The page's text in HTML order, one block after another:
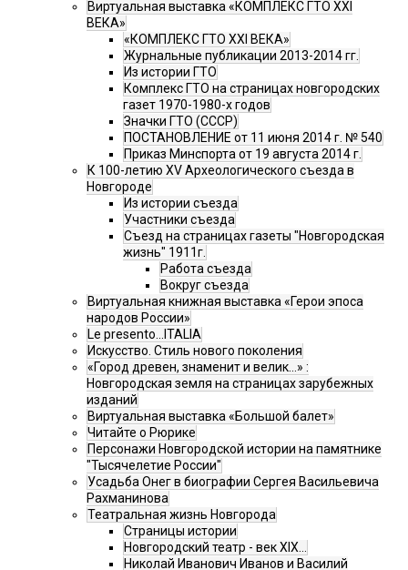
Виртуальная выставка «КОМПЛЕКС ГТО XXI
ВЕКА»
«КОМПЛЕКС ГТО XXI ВЕКА»
Журнальные публикации 2013-2014 гг.
Из истории ГТО
Комплекс ГТО на страницах новгородских
газет 1970-1980-х годов
Значки ГТО (СССР)
ПОСТАНОВЛЕНИЕ от 11 июня 2014 г. № 540
Приказ Минспорта от 19 августа 2014 г.
К 100-летию XV Археологического съезда в
Новгороде
Из истории съезда
Участники съезда
Cъезд на страницах газеты "Новгородская
жизнь" 1911г.
Работа съезда
Вокруг съезда
Виртуальная книжная выставка «Герои эпоса
народов России»
Le presento...ITALIA
Искусство. Стиль нового поколения
«Город древен, знаменит и велик…» :
Новгородская земля на страницах зарубежных
изданий
Виртуальная выставка «Большой балет»
Читайте о Рюрике
Персонажи Новгородской истории на памятнике
"Тысячелетие России"
Усадьба Онег в биографии Сергея Васильевича
Рахманинова
Театральная жизнь Новгорода
Страницы истории
Новгородский театр - век XIX…
Николай Иванович Иванов и Василий